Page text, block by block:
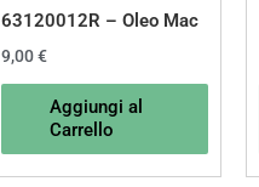
63120012R – Oleo Mac
9,00€
Aggiungi al
Carrello